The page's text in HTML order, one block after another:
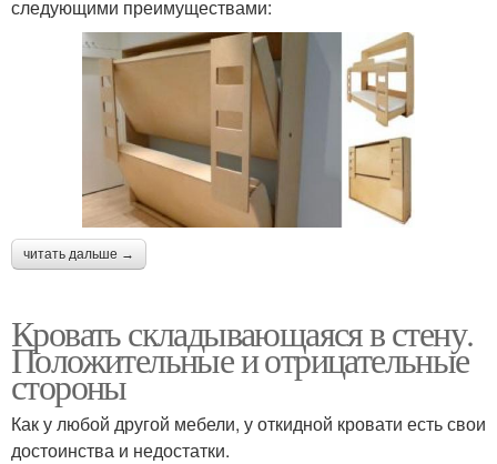
следующими преимуществами:
читать дальше →
Кровать складывающаяся в стену.
Положительные и отрицательные
стороны
Как у любой другой мебели, у откидной кровати есть свои
достоинства и недостатки.